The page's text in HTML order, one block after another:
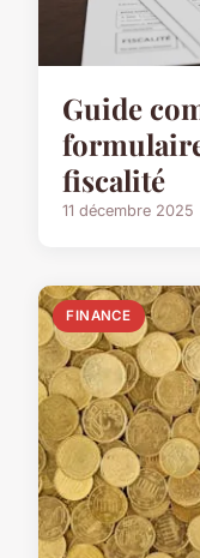
Guide
fiscalité
11 décembre 2025
FINANCE